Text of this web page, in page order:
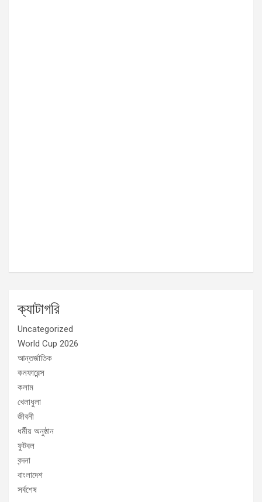
ক্যাটাগরি
Uncategorized
World Cup 2026
আন্তর্জাতিক
কনফারেন্স
কলাম
খেলাধুলা
জীবনী
ধর্মীয় অনুষ্ঠান
ফুটবল
বন্দনা
বাংলাদেশ
সর্বশেষ